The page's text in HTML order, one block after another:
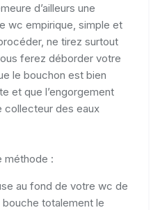
d’ailleurs une
wc empirique, simple et
ne tirez surtout
ferez déborder votre
le bouchon est bien
et que l’engorgement
collecteur des eaux
méthode :
au fond de votre wc de
bouche totalement le